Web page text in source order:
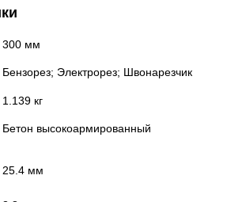
300 мм
Бензорез; Электрорез; Швонарезчик
1.139 кг
Бетон высокоармированный
25.4 мм